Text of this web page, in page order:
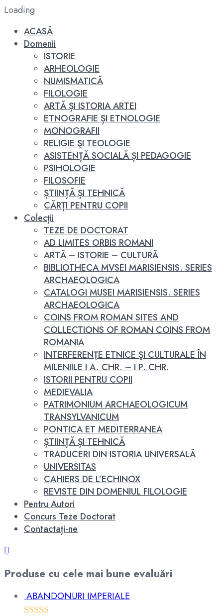
Loading
ACASĂ
Domenii
ISTORIE
ARHEOLOGIE
NUMISMATICĂ
FILOLOGIE
ARTĂ ȘI ISTORIA ARTEI
ETNOGRAFIE ȘI ETNOLOGIE
MONOGRAFII
RELIGIE ŞI TEOLOGIE
ASISTENȚĂ SOCIALĂ ȘI PEDAGOGIE
PSIHOLOGIE
FILOSOFIE
ȘTIINȚĂ ȘI TEHNICĂ
CĂRȚI PENTRU COPII
Colecții
TEZE DE DOCTORAT
AD LIMITES ORBIS ROMANI
ARTĂ – ISTORIE – CULTURĂ
BIBLIOTHECA MVSEI MARISIENSIS. SERIES
ARCHAEOLOGICA
CATALOGI MUSEI MARISIENSIS. SERIES
ARCHAEOLOGICA
COINS FROM ROMAN SITES AND
COLLECTIONS OF ROMAN COINS FROM
ROMANIA
INTERFERENŢE ETNICE ŞI CULTURALE ÎN
MILENIILE I A. CHR. – I P. CHR.
ISTORII PENTRU COPII
MEDIEVALIA
PATRIMONIUM ARCHAEOLOGICUM
TRANSYLVANICUM
PONTICA ET MEDITERRANEA
ȘTIINȚĂ ȘI TEHNICĂ
TRADUCERI DIN ISTORIA UNIVERSALĂ
UNIVERSITAS
CAHIERS DE L’ECHINOX
REVISTE DIN DOMENIUL FILOLOGIE
Pentru Autori
Concurs Teze Doctorat
Contactați-ne
Produse cu cele mai bune evaluări
ABANDONURI IMPERIALE